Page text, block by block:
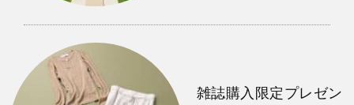
雑誌購入限定プレゼン